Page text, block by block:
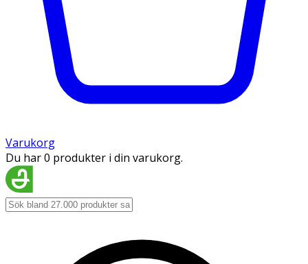
Varukorg
Du har 0 produkter i din varukorg.